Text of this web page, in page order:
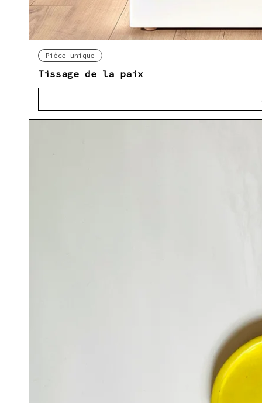
Pièce unique
Tissage de la paix